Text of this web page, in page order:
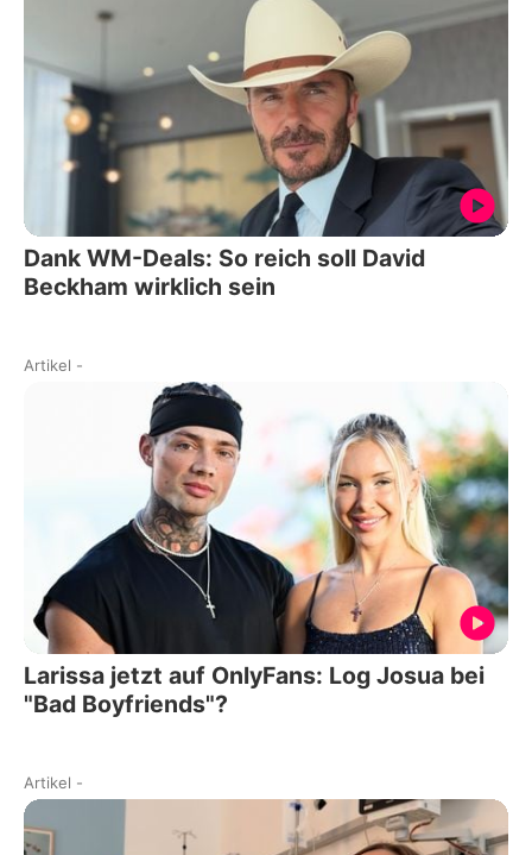
Dank WM-Deals: So reich soll David
Beckham wirklich sein
Artikel -
Larissa jetzt auf OnlyFans: Log Josua bei
"Bad Boyfriends"?
Artikel -